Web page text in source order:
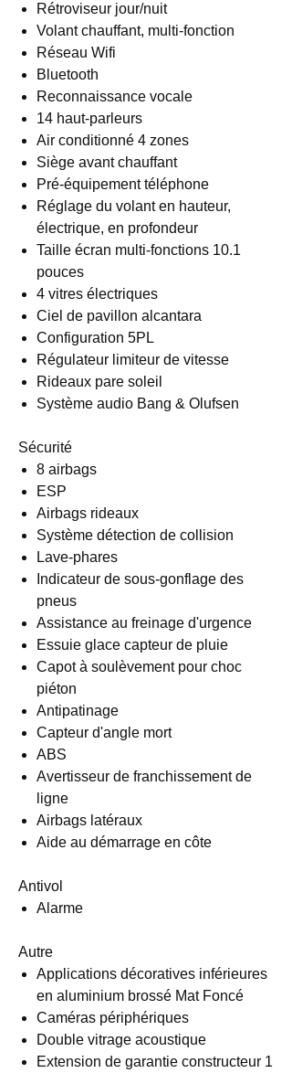
Rétroviseur jour/nuit
Volant chauffant, multi-fonction
Réseau Wifi
Bluetooth
Reconnaissance vocale
14 haut-parleurs
Air conditionné 4 zones
Siège avant chauffant
Pré-équipement téléphone
Réglage du volant en hauteur,
électrique, en profondeur
Taille écran multi-fonctions 10.1
pouces
4 vitres électriques
Ciel de pavillon alcantara
Configuration 5PL
Régulateur limiteur de vitesse
Rideaux pare soleil
Système audio Bang & Olufsen
Sécurité
8 airbags
ESP
Airbags rideaux
Système détection de collision
Lave-phares
Indicateur de sous-gonflage des
pneus
Assistance au freinage d'urgence
Essuie glace capteur de pluie
Capot à soulèvement pour choc
piéton
Antipatinage
Capteur d'angle mort
ABS
Avertisseur de franchissement de
ligne
Airbags latéraux
Aide au démarrage en côte
Antivol
Alarme
Autre
Applications décoratives inférieures
en aluminium brossé Mat Foncé
Caméras périphériques
Double vitrage acoustique
Extension de garantie constructeur 1